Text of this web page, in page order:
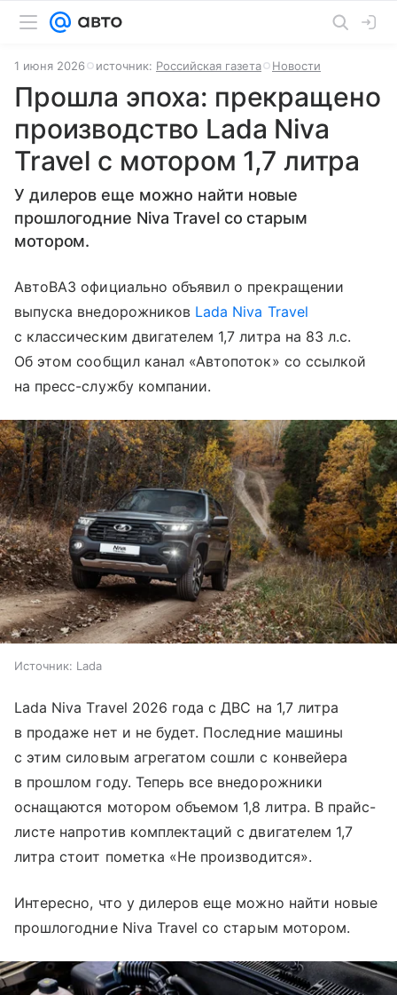
1 июня 2026 источник: Российская газета Новости
Прошла эпоха: прекращено
производство Lada Niva
Travel с мотором 1,7 литра
У дилеров еще можно найти новые
прошлогодние Niva Travel со старым
мотором.
АвтоВАЗ официально объявил о прекращении
выпуска внедорожников Lada Niva Travel
с классическим двигателем 1,7 литра на 83 л.с.
Об этом сообщил канал «Автопоток» со ссылкой
на пресс-службу компании.
Источник: Lada
Lada Niva Travel 2026 года с ДВС на 1,7 литра
в продаже нет и не будет. Последние машины
с этим силовым агрегатом сошли с конвейера
в прошлом году. Теперь все внедорожники
оснащаются мотором объемом 1,8 литра. В прайс-
листе напротив комплектаций с двигателем 1,7
литра стоит пометка «Не производится».
Интересно, что у дилеров еще можно найти новые
прошлогодние Niva Travel со старым мотором.